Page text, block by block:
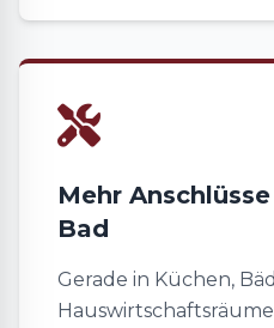
Mehr
Bad
Gerade in Küchen,